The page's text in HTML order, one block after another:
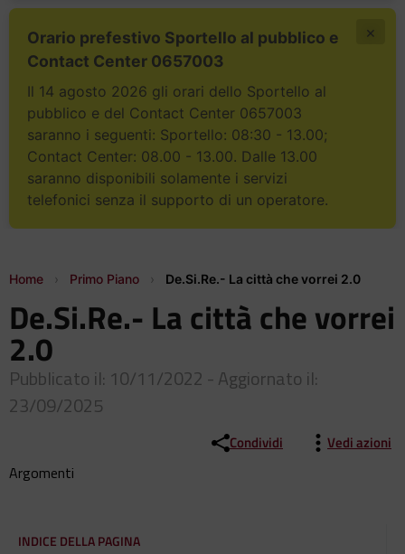
Orario prefestivo Sportello al pubblico e
Contact Center 0657003
Il 14 agosto 2026 gli orari dello Sportello al
pubblico e del Contact Center 0657003
saranno i seguenti: Sportello: 08:30 - 13.00;
Contact Center: 08.00 - 13.00. Dalle 13.00
saranno disponibili solamente i servizi
telefonici senza il supporto di un operatore.
×
Home › Primo Piano › De.Si.Re.- La città che vorrei 2.0
De.Si.Re.- La città che vorrei
2.0
Pubblicato il: 10/11/2022 - Aggiornato il:
23/09/2025
Condividi Vedi azioni
Argomenti
INDICE DELLA PAGINA